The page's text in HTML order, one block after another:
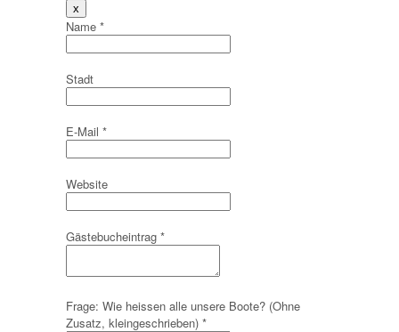
x
Formular
ausblenden
Name *
Stadt
E-Mail *
Website
Gästebucheintrag *
Frage: Wie heissen alle unsere Boote? (Ohne
Zusatz, kleingeschrieben) *